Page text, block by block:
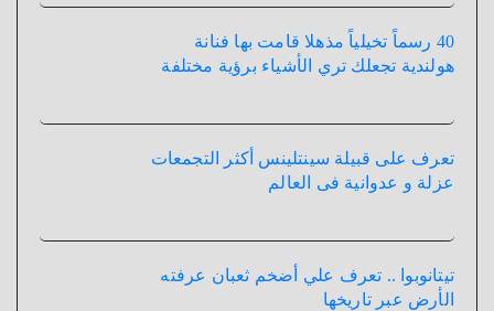
40 رسماً تخيلياً مذهلا قامت بها فنانة
هولندية تجعلك تري الأشياء برؤية مختلفة
تعرف على قبيلة سينتلينس أكثر التجمعات
عزلة و عدوانية فى العالم
تيتانوبوا .. تعرف علي أضخم ثعبان عرفته
الأرض عبر تاريخها